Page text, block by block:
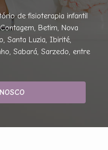
de fisioterapia infantil
Betim, Nova
Santa Luzia, Ibirité,
Sabará, Sarzedo, entre